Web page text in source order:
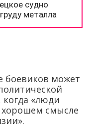
боевиков может
«люди
хорошем смысле